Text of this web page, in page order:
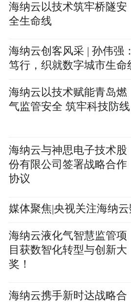
海纳云以技术筑牢桥隧安
全生命线
海纳云创客风采 | 孙伟强
笃行，织就数字城市生命
海纳云以技术赋能青岛燃
气监管安全 筑牢科技防线
海纳云与神思电子技术股
份有限公司签署战略合作
协议
媒体聚焦|央视关注海纳
海纳云液化气智慧监管项
目获数智化转型与创新大
奖！
海纳云携手新时达战略合